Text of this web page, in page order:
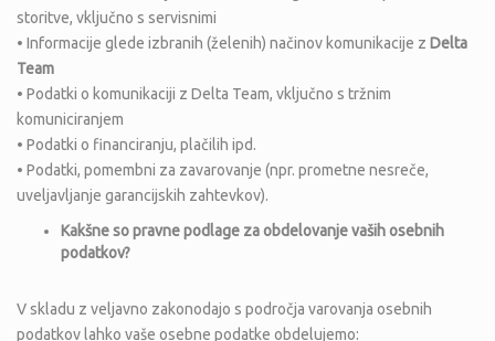
storitve, vključno s servisnimi
• Informacije glede izbranih (želenih) načinov komunikacije z Delta
Team
• Podatki o komunikaciji z Delta Team, vključno s tržnim
komuniciranjem
• Podatki o financiranju, plačilih ipd.
• Podatki, pomembni za zavarovanje (npr. prometne nesreče,
uveljavljanje garancijskih zahtevkov).
Kakšne so pravne podlage za obdelovanje vaših osebnih
podatkov?
V skladu z veljavno zakonodajo s področja varovanja osebnih
podatkov lahko vaše osebne podatke obdelujemo: